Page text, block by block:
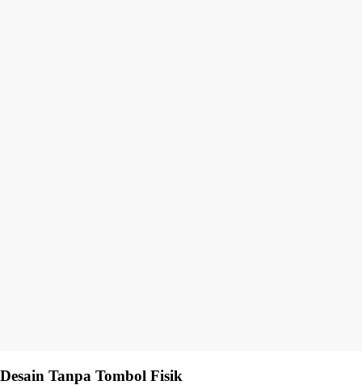
Desain Tanpa Tombol Fisik